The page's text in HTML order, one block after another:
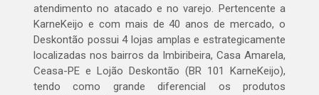
atendimento no atacado e no varejo. Pertencente a
KarneKeijo e com mais de 40 anos de mercado, o
Deskontão possui 4 lojas amplas e estrategicamente
localizadas nos bairros da Imbiribeira, Casa Amarela,
Ceasa-PE e Lojão Deskontão (BR 101 KarneKeijo),
tendo como grande diferencial os produtos